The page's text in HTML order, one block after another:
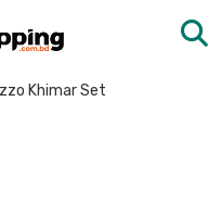
Khimar Set